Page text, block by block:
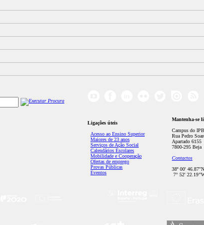
Ligações úteis
Acesso ao Ensino Superior
Maiores de 23 anos
Serviços de Ação Social
Calendários Escolares
Mobilidade e Cooperação
Ofertas de emprego
Provas Públicas
Eventos
Mantenha-se
Campus do
Rua Pedro
Apartado 6155
7800-295 Beja
Contactos
38º 00' 46.87''N
7° 52'